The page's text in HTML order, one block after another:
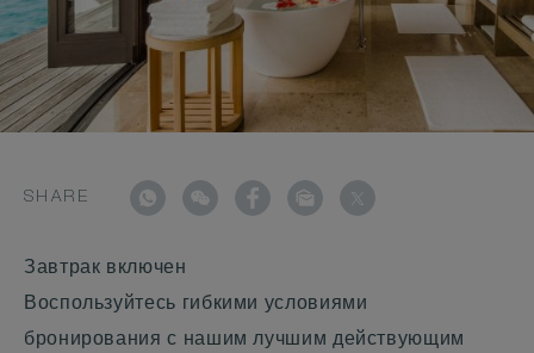
SHARE
Завтрак включен
Воспользуйтесь гибкими условиями
бронирования с нашим лучшим действующим